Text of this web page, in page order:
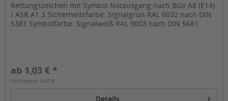
Rettungszeichen mit Symbol Notausgang nach BGV A8 (E14)
/ ASR A1.3 Sicherheitsfarbe: Signalgrün RAL 6032 nach DIN
5381 Symbolfarbe: Signalweiß RAL 9003 nach DIN 5681
ab 1,03 € *
Nettopreis: 0,87 €
Details